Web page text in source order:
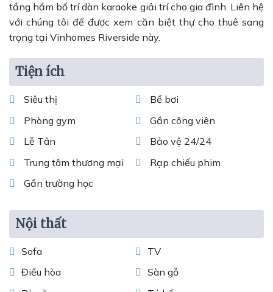
tầng hầm bố trí dàn karaoke giải trí cho gia đình. Liên hệ
với chúng tôi để được xem căn biệt thự cho thuê sang
trọng tại Vinhomes Riverside này.
Tiện ích
Siêu thị
Bể bơi
Phòng gym
Gần công viên
Lễ Tân
Bảo vệ 24/24
Trung tâm thương mại
Rạp chiếu phim
Gần trường học
Nội thất
Sofa
TV
Điều hòa
Sàn gỗ